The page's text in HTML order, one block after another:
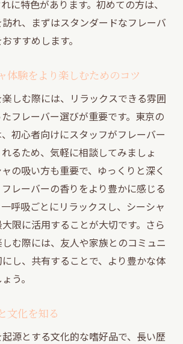
しむシーシャブレンド
ーの試行錯誤の楽しみ
ー選びのポイントとヒント
ーの調和とバランスを学ぶ
深さを知る：フレーバー選びのポ
ーの歴史と進化
レーバーの香りと味の違い
のフレーバーコンビネーションの
フレーバーの保存方法
ー選びで考慮すべき健康要素
ーテイスティングの基礎
れるシーシャバーの選び方
の基本マナーと楽しみ方
に特色があります。初めての方は、
れ、まずはスタンダードなフレーバ
すすめします。
体験をより楽しむためのコツ
しむ際には、リラックスできる雰囲
フレーバー選びが重要です。東京の
初心者向けにスタッフがフレーバー
るため、気軽に相談してみましょ
の吸い方も重要で、ゆっくりと深く
レーバーの香りをより豊かに感じる
呼吸ごとにリラックスし、シーシャ
限に活用することが大切です。さら
む際には、友人や家族とのコミュニ
し、共有することで、より豊かな体
う。
文化を知る
源とする文化的な嗜好品で、長い歴